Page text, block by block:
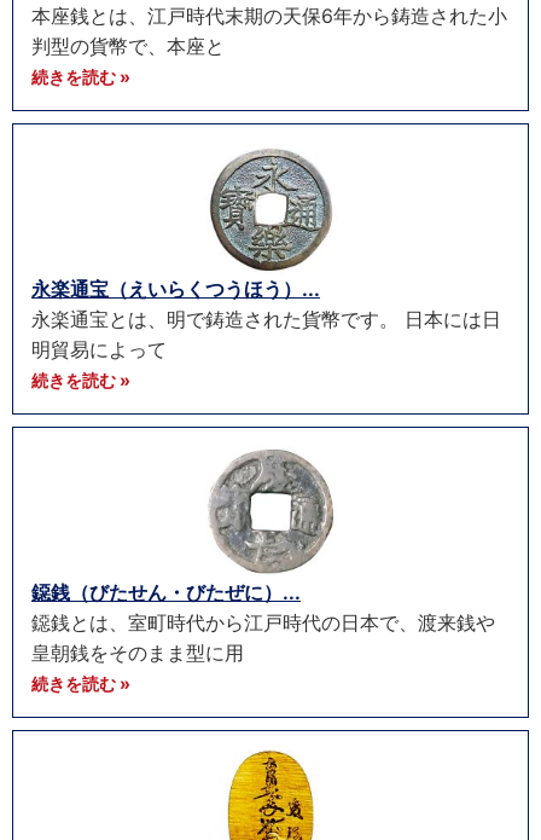
本座銭とは、江戸時代末期の天保6年から鋳造された小
判型の貨幣で、本座と
続きを読む »
永楽通宝（えいらくつうほう）...
永楽通宝とは、明で鋳造された貨幣です。 日本には日
明貿易によって
続きを読む »
鐚銭（びたせん・びたぜに）...
鐚銭とは、室町時代から江戸時代の日本で、渡来銭や
皇朝銭をそのまま型に用
続きを読む »